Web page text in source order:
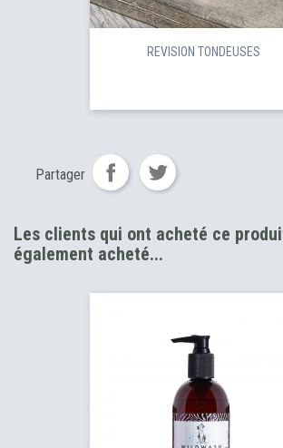
REVISION TONDEUSES
Partager
Les clients qui ont acheté ce
également acheté...